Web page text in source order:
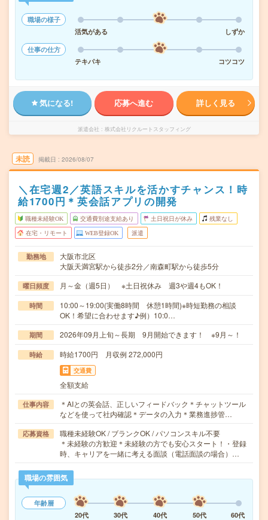
職場の様子
活気がある
しずか
仕事の仕方
テキパキ
コツコツ
気になる! 応募へ進む 詳しく見る
派遣会社 株式会社リクルートスタッフィング
未読 掲載日 2026/08/07
＼在宅週2／英語スキルを活かすチャンス！時
給1700円＊英会話アプリの開発
職種未経験OK 交通費別途支給あり 土日祝日が休み 残業なし
在宅・リモート WEB登録OK 派遣
勤務地
大阪市北区
大阪天満宮駅から徒歩2分／南森町駅から徒歩5分
曜日頻度 月～金（週5日） ※土日祝休み 週3や週4もOK！
時間
10:00～19:00(実働8時間 休憩1時間)※時短勤務の相談
OK！希望に合わせます♪例）10:0…
期間 2026年09月上旬～長期 9月開始できます！ ※9月～！
時給 時給1700円 月収例 272,000円
交通費
全額支給
仕事内容
＊AIとの英会話、正しいフィードバック＊チャットツール
などを使って社内確認＊データの入力＊業務進捗管…
応募資格
職種未経験OK / ブランクOK / パソコンスキル不要
＊未経験の方歓迎＊未経験の方でも安心スタート！・登録
時、キャリアを一緒に考える面談（電話面談の場合）…
職場の雰囲気
年齢層
20代
30代 40代 50代
60代